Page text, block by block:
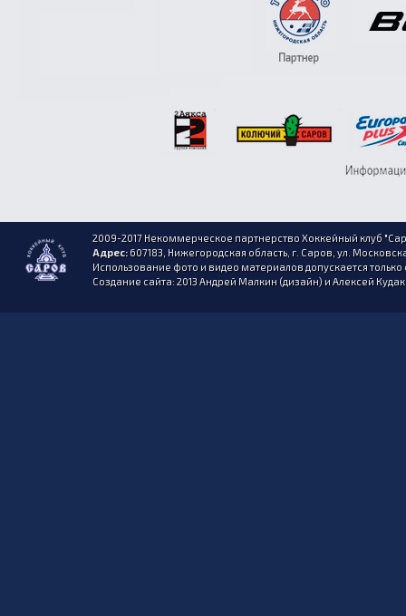
2009-2017 Некоммерческое партнерство Хоккейный клуб
Адрес:607183, Нижегородская область, г. Саров, ул.
Использование фото и видео материалов допускается
Создание сайта: 2013 Андрей Малкин (дизайн) и Алексей